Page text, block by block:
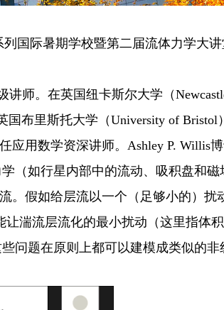
国际暑期学校暨第二届流体力学大
讲师。在英国纽卡斯尔大学（
国布里斯托大学（University of Bristol
应用数学资深讲师。 Ashley P. Willis
（如行星内部中的流动、吸积盘和磁
。假如给层流以一个（足够小的）扰
湍流层流化的最小扰动（这里指体
问题在原则上都可以建模成类似的